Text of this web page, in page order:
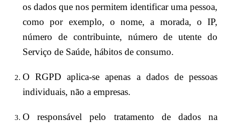
os dados que nos permitem identificar uma pessoa,
como por exemplo, o nome, a morada, o IP,
número de contribuinte, número de utente do
Serviço de Saúde, hábitos de consumo.
O RGPD aplica-se apenas a dados de pessoas
individuais, não a empresas.
O responsável pelo tratamento de dados na